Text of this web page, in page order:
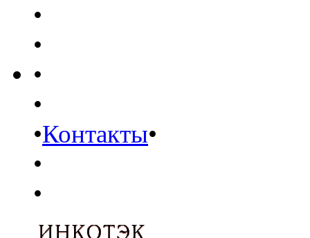
•
•
•
•
•Контакты•
•
•